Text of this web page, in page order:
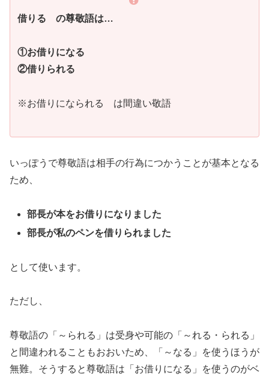
借りる の尊敬語は…
①お借りになる
②借りられる
※お借りになられる は間違い敬語
いっぽうで尊敬語は相手の行為につかうことが基本となる
ため、
部長が本をお借りになりました
部長が私のペンを借りられました
として使います。
ただし、
尊敬語の「～られる」は受身や可能の「～れる・られる」
と間違われることもおおいため、「～なる」を使うほうが
無難。そうすると尊敬語は「お借りになる」を使うのがベ